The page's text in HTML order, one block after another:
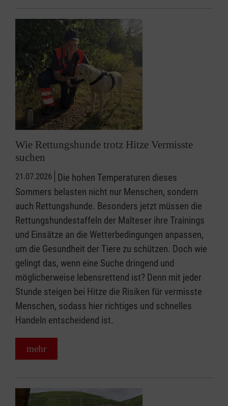
Wie Rettungshunde trotz Hitze Vermisste
suchen
21.07.2026 Die hohen Temperaturen dieses
Sommers belasten nicht nur Menschen, sondern
auch Rettungshunde. Besonders jetzt müssen die
Rettungshundestaffeln der Malteser ihre Trainings
und Einsätze an die Wetterbedingungen anpassen,
um die Gesundheit der Tiere zu schützen. Doch wie
gelingt das, wenn eine Suche dringend und
möglicherweise lebensrettend ist? Denn mit jeder
Stunde steigen bei Hitze die Risiken für vermisste
Menschen, sodass hier richtiges und schnelles
Handeln entscheidend ist.
mehr